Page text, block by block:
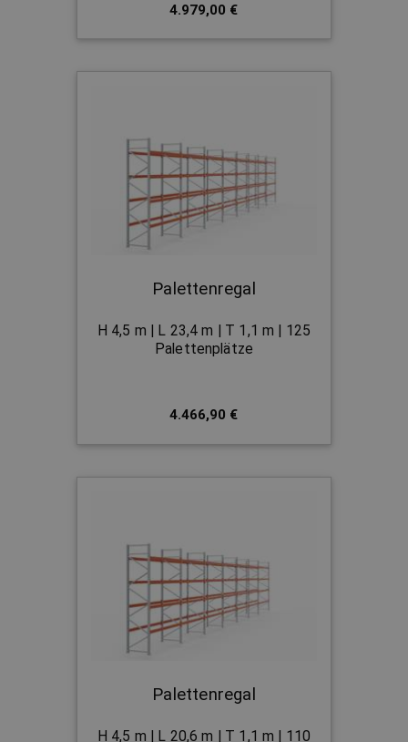
4.979,00 €
Palettenregal
H 4,5 m | L 23,4 m | T 1,1 m | 125
Palettenplätze
4.466,90 €
Palettenregal
H 4,5 m | L 20,6 m | T 1,1 m | 110